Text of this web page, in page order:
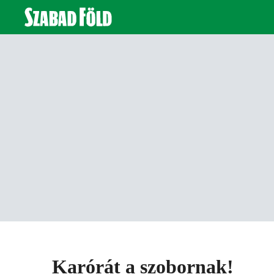
Karórát a szobornak!